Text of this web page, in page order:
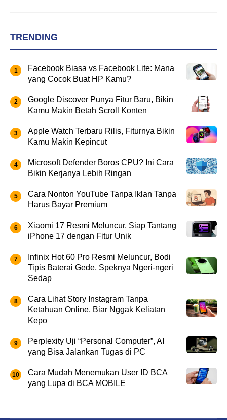
TRENDING
Facebook Biasa vs Facebook Lite: Mana
yang Cocok Buat HP Kamu?
Google Discover Punya Fitur Baru, Bikin
Kamu Makin Betah Scroll Konten
Apple Watch Terbaru Rilis, Fiturnya Bikin
Kamu Makin Kepincut
Microsoft Defender Boros CPU? Ini Cara
Bikin Kerjanya Lebih Ringan
Cara Nonton YouTube Tanpa Iklan Tanpa
Harus Bayar Premium
Xiaomi 17 Resmi Meluncur, Siap Tantang
iPhone 17 dengan Fitur Unik
Infinix Hot 60 Pro Resmi Meluncur, Bodi
Tipis Baterai Gede, Speknya Ngeri-ngeri
Sedap
Cara Lihat Story Instagram Tanpa
Ketahuan Online, Biar Nggak Keliatan
Kepo
Perplexity Uji “Personal Computer”, AI
yang Bisa Jalankan Tugas di PC
Cara Mudah Menemukan User ID BCA
yang Lupa di BCA MOBILE